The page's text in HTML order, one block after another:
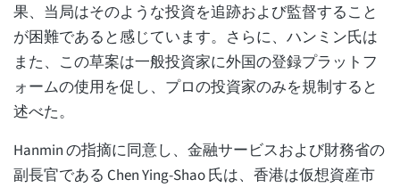
果、当局はそのような投資を追跡および監督すること
が困難であると感じています。さらに、ハンミン氏は
また、この草案は一般投資家に外国の登録プラットフ
ォームの使用を促し、プロの投資家のみを規制すると
述べた。
Hanmin の指摘に同意し、金融サービスおよび財務省の
副長官である Chen Ying-Shao 氏は、香港は仮想資産市